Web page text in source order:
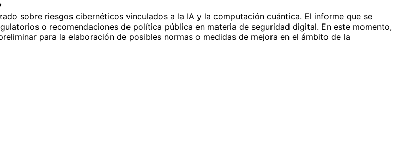
sobre riesgos cibernéticos vinculados a la IA y la computación cuántica. El informe que se
o recomendaciones de política pública en materia de seguridad digital. En este momento,
para la elaboración de posibles normas o medidas de mejora en el ámbito de la